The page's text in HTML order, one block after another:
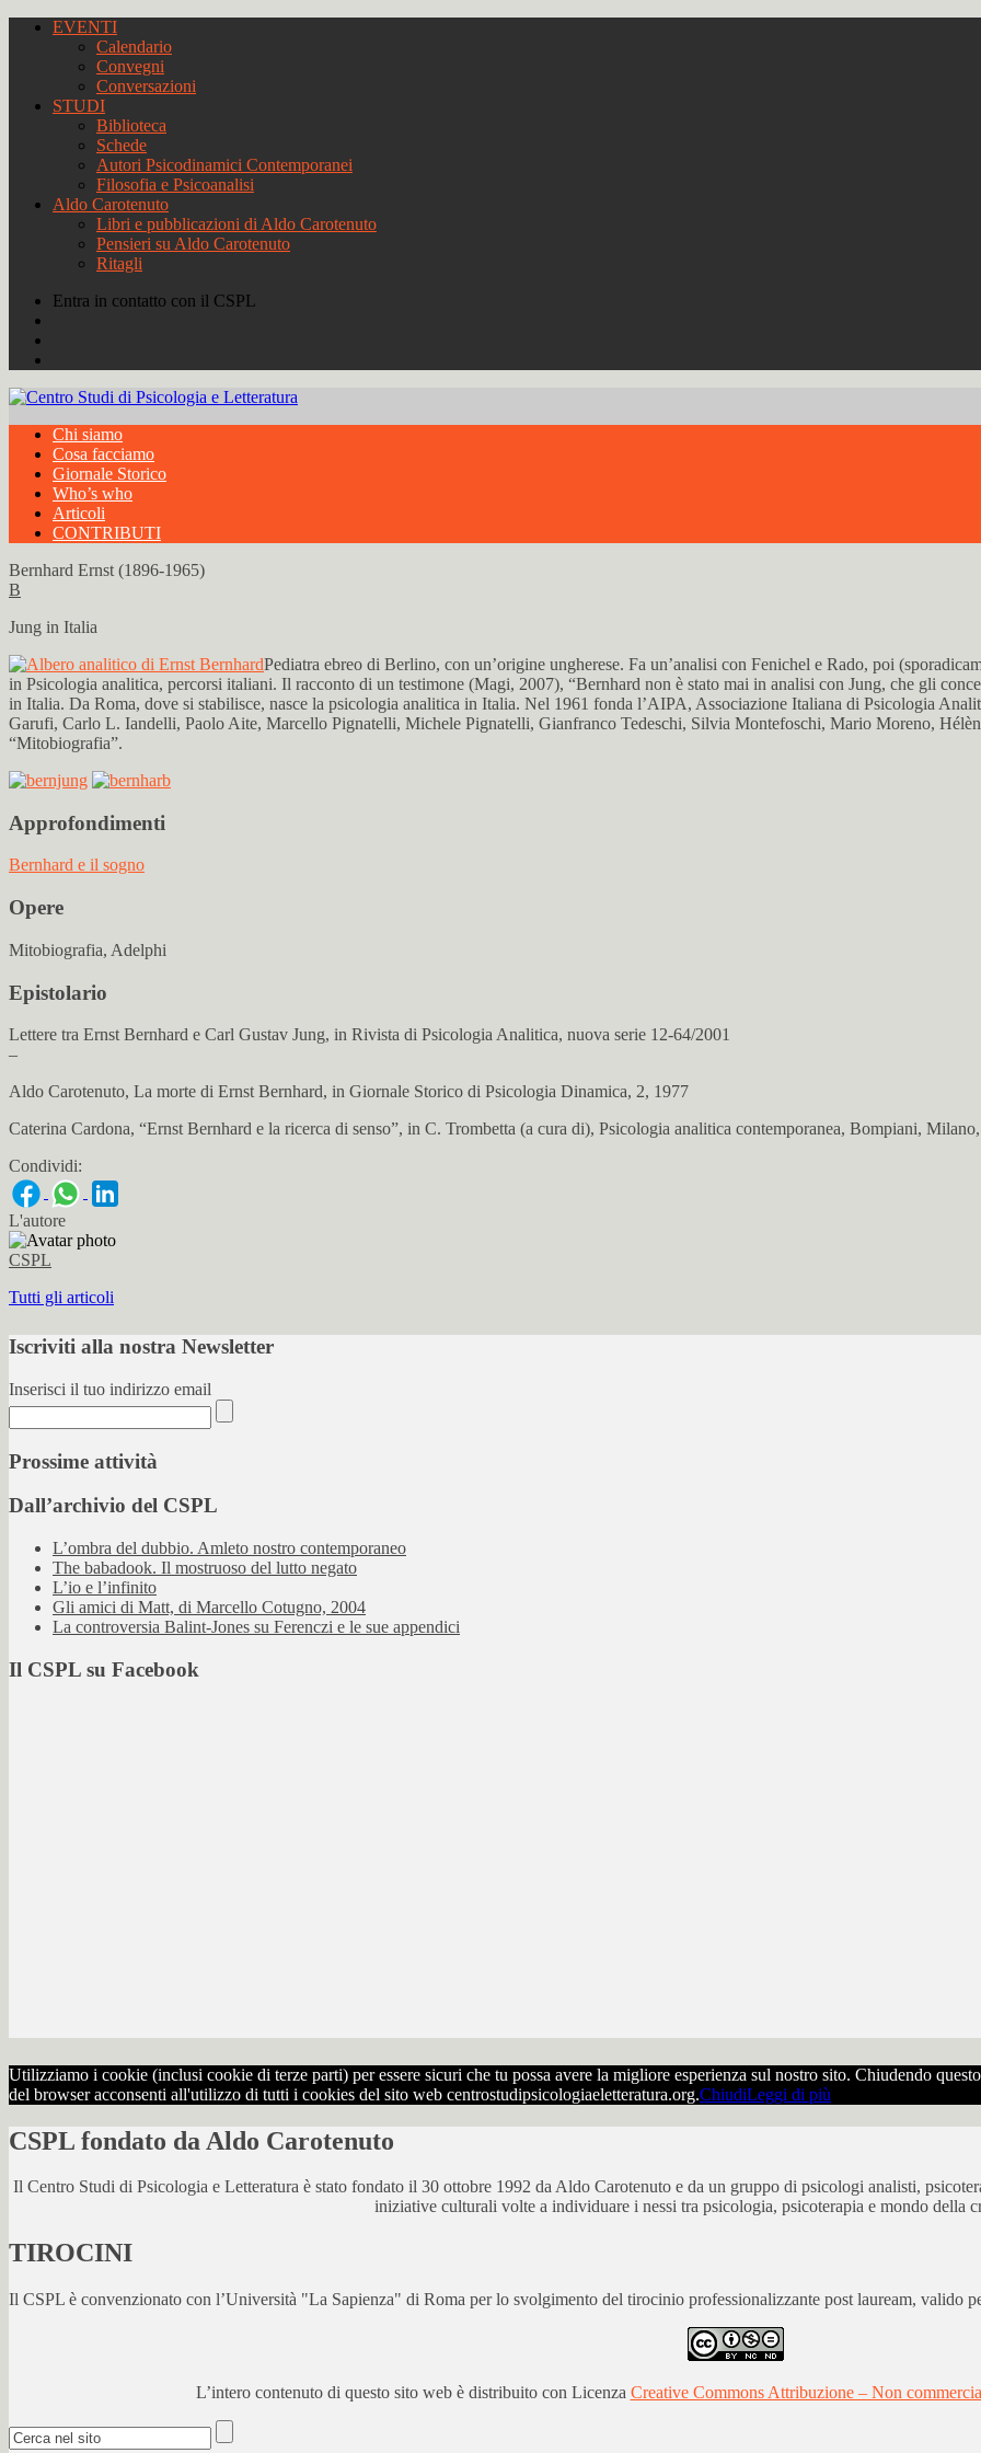
EVENTI
Calendario
Convegni
Conversazioni
STUDI
Biblioteca
Schede
Autori Psicodinamici Contemporanei
Filosofia e Psicoanalisi
Aldo Carotenuto
Libri e pubblicazioni di Aldo Carotenuto
Pensieri su Aldo Carotenuto
Ritagli
Entra in contatto con il CSPL
Chi siamo
Cosa facciamo
Giornale Storico
Who’s who
Articoli
CONTRIBUTI
Bernhard Ernst (1896-1965)
B
Jung in Italia
Pediatra ebreo di Berlino, con un’origine ungherese. Fa un’analisi con Fenichel e Rado, poi
in Psicologia analitica, percorsi italiani. Il racconto di un testimone (Magi, 2007), “Bernhard non è stato mai in analisi con Jung, che gli
in Italia. Da Roma, dove si stabilisce, nasce la psicologia analitica in Italia. Nel 1961 fonda l’AIPA, Associazione Italiana di Psicologia
Garufi, Carlo L. Iandelli, Paolo Aite, Marcello Pignatelli, Michele Pignatelli, Gianfranco Tedeschi, Silvia Montefoschi, Mario Moreno,
“Mitobiografia”.
Approfondimenti
Bernhard e il sogno
Opere
Mitobiografia, Adelphi
Epistolario
Lettere tra Ernst Bernhard e Carl Gustav Jung, in Rivista di Psicologia Analitica, nuova serie 12-64/2001
–
Aldo Carotenuto, La morte di Ernst Bernhard, in Giornale Storico di Psicologia Dinamica, 2, 1977
Caterina Cardona, “Ernst Bernhard e la ricerca di senso”, in C. Trombetta (a cura di), Psicologia analitica contemporanea, Bompiani,
Condividi:
L'autore
CSPL
Tutti gli articoli
Iscriviti alla nostra Newsletter
Inserisci il tuo indirizzo email
Prossime attività
Dall’archivio del CSPL
L’ombra del dubbio. Amleto nostro contemporaneo
The babadook. Il mostruoso del lutto negato
L’io e l’infinito
Gli amici di Matt, di Marcello Cotugno, 2004
La controversia Balint-Jones su Ferenczi e le sue appendici
Il CSPL su Facebook
Utilizziamo i cookie (inclusi cookie di terze parti) per essere sicuri che tu possa avere la migliore esperienza sul nostro sito. Chiudendo
del browser acconsenti all'utilizzo di tutti i cookies del sito web centrostudipsicologiaeletteratura.org.ChiudiLeggi di più
CSPL fondato da Aldo Carotenuto
Il Centro Studi di Psicologia e Letteratura è stato fondato il 30 ottobre 1992 da Aldo Carotenuto e da un gruppo di psicologi analisti,
iniziative culturali volte a individuare i nessi tra psicologia, psicoterapia e mondo della
TIROCINI
Il CSPL è convenzionato con l’Università "La Sapienza" di Roma per lo svolgimento del tirocinio professionalizzante post lauream, valido
L’intero contenuto di questo sito web è distribuito con Licenza Creative Commons Attribuzione – Non